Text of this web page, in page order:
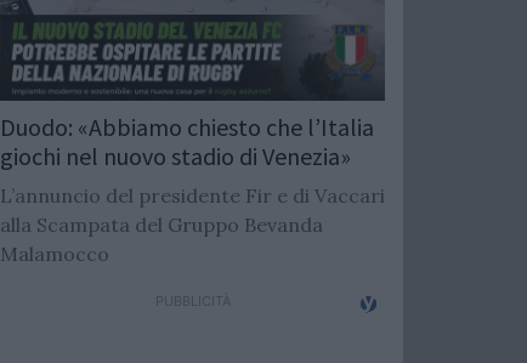
Duodo: «Abbiamo chiesto che l’Italia
giochi nel nuovo stadio di Venezia»
L’annuncio del presidente Fir e di Vaccari
alla Scampata del Gruppo Bevanda
Malamocco